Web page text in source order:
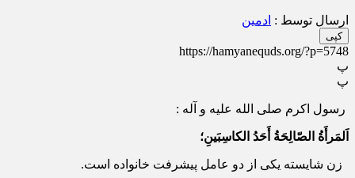
ارسال توسط : ادمین
کپی
https://hamyanequds.org/?p=5748
پ
پ
رسول اكرم صلى الله عليه و آله :
اَلمَرأَةُ الصّالِحَةُ أَحَدُ الكاسِبَينِ؛
زن شايسته يكى از دو عامل پيشرفت خانواده است.